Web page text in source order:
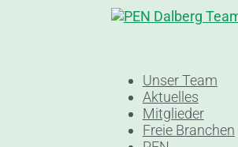
Unser Team
Aktuelles
Mitglieder
Freie Branchen